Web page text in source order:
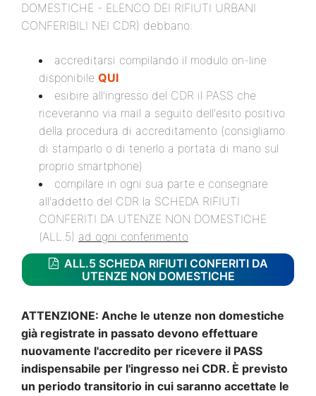
DOMESTICHE - ELENCO DEI RIFIUTI URBANI
CONFERIBILI NEI CDR) debbano:
accreditarsi compilando il modulo on-line
disponibile QUI
esibire all'ingresso del CDR il PASS che
riceveranno via mail a seguito dell'esito positivo
della procedura di accreditamento (consigliamo
di stamparlo o di tenerlo a portata di mano sul
proprio smartphone)
compilare in ogni sua parte e consegnare
all'addetto del CDR la SCHEDA RIFIUTI
CONFERITI DA UTENZE NON DOMESTICHE
(ALL.5) ad ogni conferimento
ALL.5 SCHEDA RIFIUTI CONFERITI DA
UTENZE NON DOMESTICHE
ATTENZIONE: Anche le utenze non domestiche
già registrate in passato devono effettuare
nuovamente l'accredito per ricevere il PASS
indispensabile per l'ingresso nei CDR. È previsto
un periodo transitorio in cui saranno accettate le